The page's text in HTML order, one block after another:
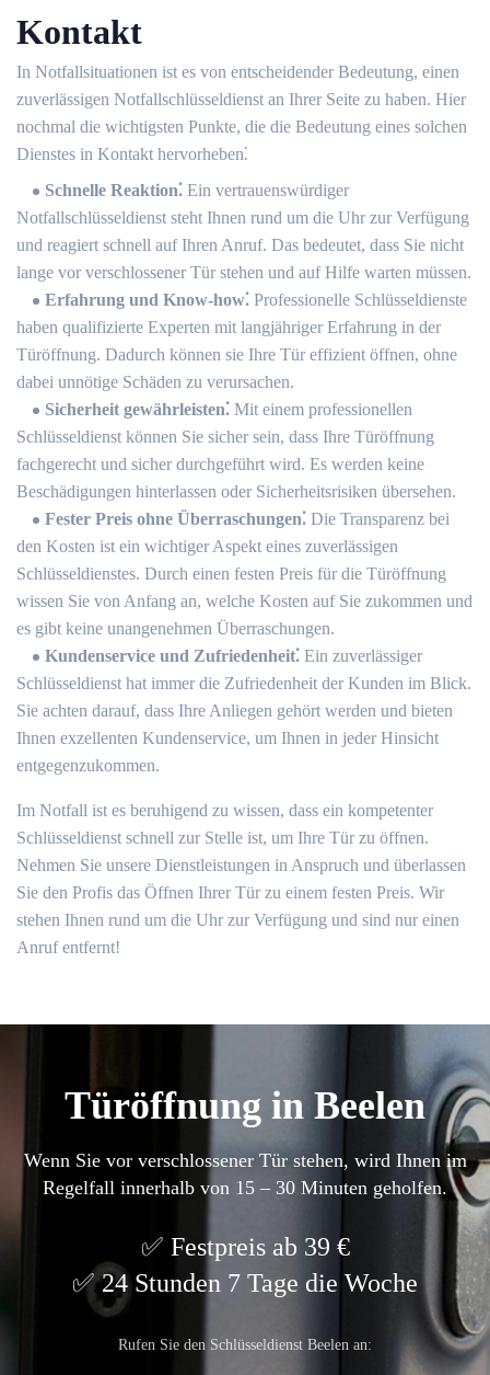
Kontakt
In Notfallsituationen ist es von entscheidender Bedeutung, einen
zuverlässigen Notfallschlüsseldienst an Ihrer Seite zu haben.​ Hier
nochmal die wichtigsten Punkte, die die Bedeutung eines solchen
Dienstes in Kontakt hervorheben⁚
Schnelle Reaktion⁚ Ein vertrauenswürdiger
Notfallschlüsseldienst steht Ihnen rund um die Uhr zur Verfügung
und reagiert schnell auf Ihren Anruf.​ Das bedeutet, dass Sie nicht
lange vor verschlossener Tür stehen und auf Hilfe warten müssen.​
Erfahrung und Know-how⁚ Professionelle Schlüsseldienste
haben qualifizierte Experten mit langjähriger Erfahrung in der
Türöffnung. Dadurch können sie Ihre Tür effizient öffnen, ohne
dabei unnötige Schäden zu verursachen.​
Sicherheit gewährleisten⁚ Mit einem professionellen
Schlüsseldienst können Sie sicher sein, dass Ihre Türöffnung
fachgerecht und sicher durchgeführt wird. Es werden keine
Beschädigungen hinterlassen oder Sicherheitsrisiken übersehen.
Fester Preis ohne Überraschungen⁚ Die Transparenz bei
den Kosten ist ein wichtiger Aspekt eines zuverlässigen
Schlüsseldienstes.​ Durch einen festen Preis für die Türöffnung
wissen Sie von Anfang an, welche Kosten auf Sie zukommen und
es gibt keine unangenehmen Überraschungen.​
Kundenservice und Zufriedenheit⁚ Ein zuverlässiger
Schlüsseldienst hat immer die Zufriedenheit der Kunden im Blick.​
Sie achten darauf, dass Ihre Anliegen gehört werden und bieten
Ihnen exzellenten Kundenservice, um Ihnen in jeder Hinsicht
entgegenzukommen.​
Im Notfall ist es beruhigend zu wissen, dass ein kompetenter
Schlüsseldienst schnell zur Stelle ist, um Ihre Tür zu öffnen.
Nehmen Sie unsere Dienstleistungen in Anspruch und überlassen
Sie den Profis das Öffnen Ihrer Tür zu einem festen Preis.​ Wir
stehen Ihnen rund um die Uhr zur Verfügung und sind nur einen
Anruf entfernt!​
Türöffnung in Beelen
Wenn Sie vor verschlossener Tür stehen, wird Ihnen im
Regelfall innerhalb von 15 – 30 Minuten geholfen.
Festpreis ab 39 €
24 Stunden 7 Tage die Woche
Rufen Sie den Schlüsseldienst Beelen an: